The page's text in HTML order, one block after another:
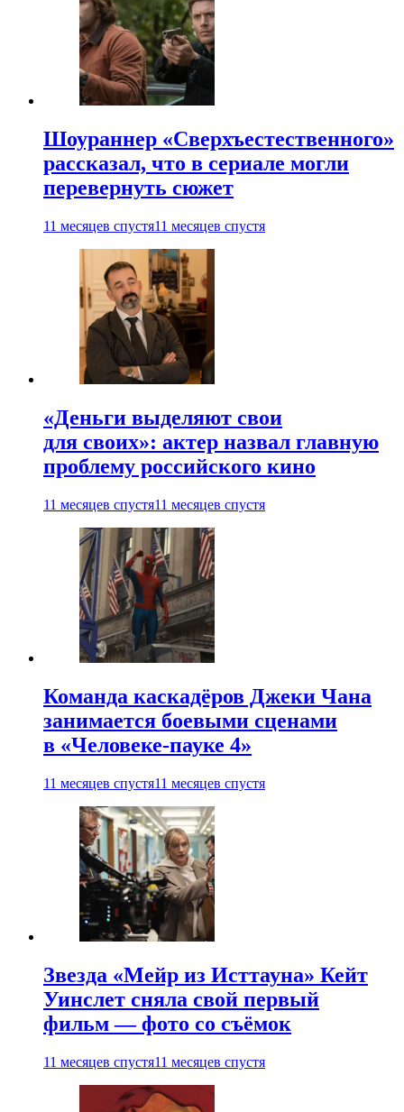
Шоураннер «Сверхъестественного»
рассказал, что в сериале могли
перевернуть сюжет
11 месяцев спустя11 месяцев спустя
«Деньги выделяют свои
для своих»: актер назвал главную
проблему российского кино
11 месяцев спустя11 месяцев спустя
Команда каскадёров Джеки Чана
занимается боевыми сценами
в «Человеке-пауке 4»
11 месяцев спустя11 месяцев спустя
Звезда «Мейр из Исттауна» Кейт
Уинслет сняла свой первый
фильм — фото со съёмок
11 месяцев спустя11 месяцев спустя